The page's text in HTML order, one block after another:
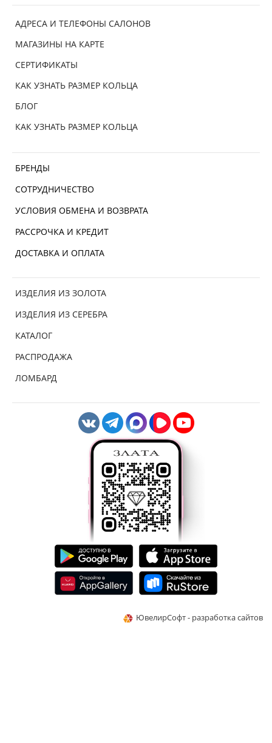
АДРЕСА И ТЕЛЕФОНЫ САЛОНОВ
МАГАЗИНЫ НА КАРТЕ
СЕРТИФИКАТЫ
КАК УЗНАТЬ РАЗМЕР КОЛЬЦА
БЛОГ
КАК УЗНАТЬ РАЗМЕР КОЛЬЦА
БРЕНДЫ
СОТРУДНИЧЕСТВО
УСЛОВИЯ ОБМЕНА И ВОЗВРАТА
РАССРОЧКА И КРЕДИТ
ДОСТАВКА И ОПЛАТА
ИЗДЕЛИЯ ИЗ ЗОЛОТА
ИЗДЕЛИЯ ИЗ СЕРЕБРА
КАТАЛОГ
РАСПРОДАЖА
ЛОМБАРД
ЮвелирСофт - разработка сайтов